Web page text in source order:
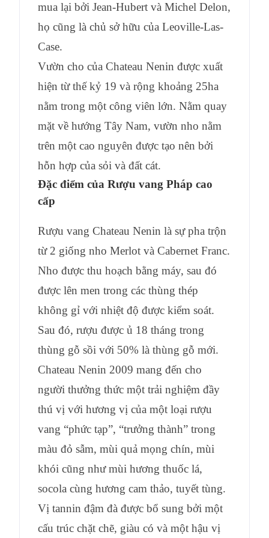
mua lại bởi Jean-Hubert và Michel Delon,
họ cũng là chủ sở hữu của Leoville-Las-
Case.
Vườn cho của Chateau Nenin được xuất
hiện từ thế kỷ 19 và rộng khoảng 25ha
nằm trong một công viên lớn. Nằm quay
mặt về hướng Tây Nam, vườn nho nằm
trên một cao nguyên được tạo nên bởi
hỗn hợp của sỏi và đất cát.
Đặc điểm củaRượu vang Pháp cao
cấp
Rượu vang Chateau Nenin là sự pha trộn
từ 2 giống nho Merlot và Cabernet Franc.
Nho được thu hoạch bằng máy, sau đó
được lên men trong các thùng thép
không gỉ với nhiệt độ được kiểm soát.
Sau đó, rượu được ủ 18 tháng trong
thùng gỗ sồi với 50% là thùng gỗ mới.
Chateau Nenin 2009 mang đến cho
người thưởng thức một trải nghiệm đầy
thú vị với hương vị của một loại rượu
vang “phức tạp”, “trưởng thành” trong
màu đỏ sẫm, mùi quả mọng chín, mùi
khói cũng như mùi hương thuốc lá,
socola cùng hương cam thảo, tuyết tùng.
Vị tannin đậm đà được bổ sung bởi một
cấu trúc chặt chẽ, giàu có và một hậu vị